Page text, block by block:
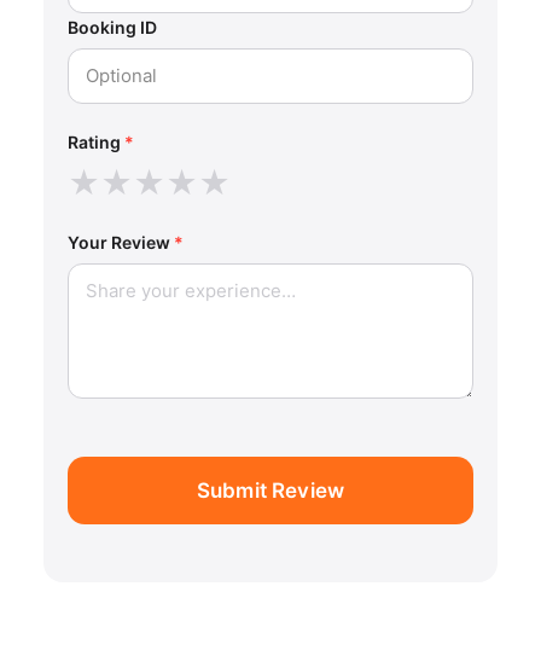
Booking ID
Rating *
★★★★★
Your Review *
Submit Review